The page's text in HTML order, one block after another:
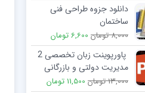
دانلود جزوه طراحی فنی
ساختمان
8,000 تومان 6,600 تومان
پاورپوینت زبان تخصصی 2
مدیریت دولتی و بازرگانی
154 اسلاید
13,000 تومان 11,500 تومان